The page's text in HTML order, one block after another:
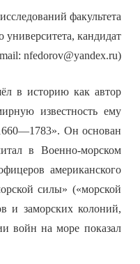
факультета
кандидат
nfedorov@yandex.ru)
в историю как автор
известность ему
Он основан
в Военно-морском
американского
силы» («морской
и заморских колоний,
войн на море показал